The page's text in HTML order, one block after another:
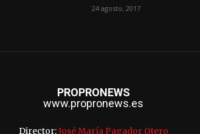
24 agosto, 2017
PROPRONEWS
www.propronews.es
Director:José María Pagador Otero